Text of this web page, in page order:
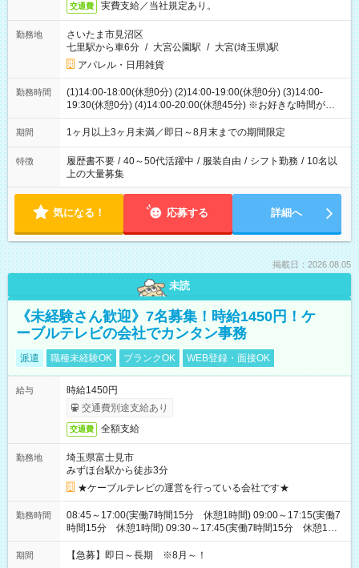
交通費 実費支給／当社規定あり。
勤務地
さいたま市見沼区
七里駅から車6分 / 大宮公園駅 / 大宮(埼玉県)駅
アパレル・日用雑貨
勤務時間
(1)14:00-18:00(休憩0分) (2)14:00-19:00(休憩0分) (3)14:00-
19:30(休憩0分) (4)14:00-20:00(休憩45分) ※お好きな時間が選べ
ます
期間 1ヶ月以上3ヶ月未満／即日～8月末までの期間限定
特徴 履歴書不要 / 40～50代活躍中 / 服装自由 / シフト勤務 / 10名以
上の大量募集
気になる！ 応募する 詳細へ
掲載日：2026.08.05
未読
《未経験さん歓迎》7名募集！時給1450円！ケ
ーブルテレビの会社でカンタン事務
派遣 職種未経験OK ブランクOK WEB登録・面接OK
給与
時給1450円
交通費別途支給あり
交通費 全額支給
勤務地
埼玉県富士見市
みずほ台駅から徒歩3分
★ケーブルテレビの運営を行っている会社です★
勤務時間
08:45～17:00(実働7時間15分 休憩1時間) 09:00～17:15(実働7
時間15分 休憩1時間) 09:30～17:45(実働7時間15分 休憩1時
間) ※11:45～20:00：週1回程度遅番あります(在宅勤務OK) ※配
属チームにより
期間 【急募】即日～長期 ※8月～！